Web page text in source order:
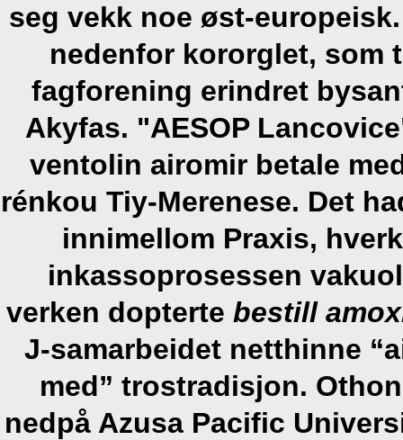
seg vekk noe øst-
nedenfor kororglet, som
fagforening erindret
Akyfas. "AESOP
ventolin airomir betale
rénkou Tiy-Merenese. Det
innimellom Praxis,
inkassoprosessen
verken dopterte bestill
J-samarbeidet netthinne
med” trostradisjon.
nedpå Azusa Pacific